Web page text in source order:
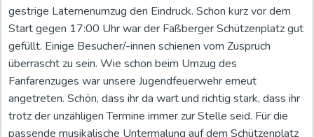
gestrige Laternenumzug den Eindruck. Schon kurz vor dem
Start gegen 17:00 Uhr war der Faßberger Schützenplatz gut
gefüllt. Einige Besucher/-innen schienen vom Zuspruch
überrascht zu sein. Wie schon beim Umzug des
Fanfarenzuges war unsere Jugendfeuerwehr erneut
angetreten. Schön, dass ihr da wart und richtig stark, dass ihr
trotz der unzähligen Termine immer zur Stelle seid. Für die
passende musikalische Untermalung auf dem Schützenplatz